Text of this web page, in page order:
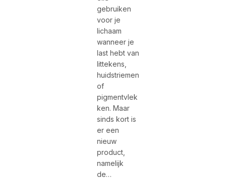
gebruiken
voor je
lichaam
wanneer je
last hebt van
littekens,
huidstriemen
of
pigmentvlek
ken. Maar
sinds kort is
er een
nieuw
product,
namelijk
de…